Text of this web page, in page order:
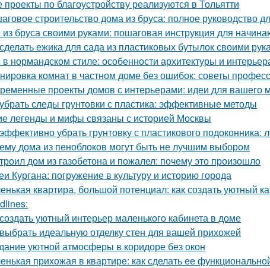
проекты по благоустройству реализуются в Тольятти
строительство дома из бруса: полное руководство
бруса своими руками: пошаговая инструкция для
ежика для сада из пластиковых бутылок своими
нормандском стиле: особенности архитектуры и
комнат в частном доме без ошибок: советы
проекты домов с интерьерами: идеи для вашего
следы грунтовки с пластика: эффективные методы
легенды и мифы связаны с историей Москвы
убрать грунтовку с пластикового подоконника:
дома из пеноблоков могут быть не лучшим выбором
дом из газобетона и пожалел: почему это произошло
Кургана: погружение в культуру и историю города
квартира, большой потенциал: как создать уютный
уютный интерьер маленького кабинета в доме
идеальную отделку стен для вашей прихожей
уютной атмосферы в коридоре без окон
прихожая в квартире: как сделать ее